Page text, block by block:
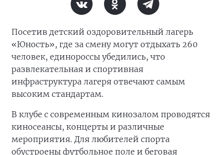
Посетив детский оздоровительный лагерь
«Юность», где за смену могут отдыхать 260
человек, единороссы убедились, что
развлекательная и спортивная
инфраструктура лагеря отвечают самым
высоким стандартам.
В клубе с современным кинозалом проводятся
киносеансы, концерты и различные
мероприятия. Для любителей спорта
обустроены футбольное поле и беговая